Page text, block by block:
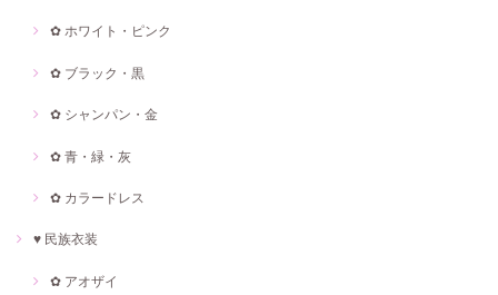
✿ ホワイト・ピンク
✿ ブラック・黒
✿ シャンパン・金
✿ 青・緑・灰
✿ カラードレス
♥ 民族衣装
✿ アオザイ